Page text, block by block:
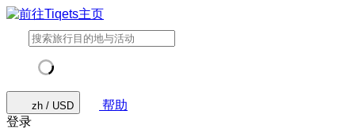
zh / USD
帮助
登录